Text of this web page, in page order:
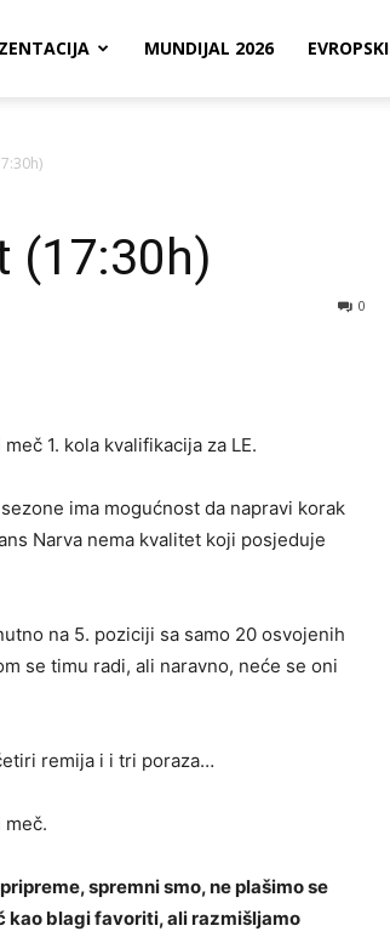
MUNDIJAL 2026 EVROPSKI
(17:30h)
0
1. kola kvalifikacija za LE.
ima mogućnost da napravi korak
Narva nema kvalitet koji posjeduje
na 5. poziciji sa samo 20 osvojenih
se timu radi, ali naravno, neće se oni
remija i i tri poraza…
meč.
spremni smo, ne plašimo se
kao blagi favoriti, ali razmišljamo